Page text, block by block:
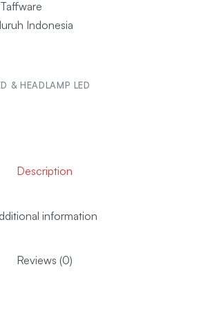
Indonesia
& HEADLAMP LED
Description
information
Reviews (0)